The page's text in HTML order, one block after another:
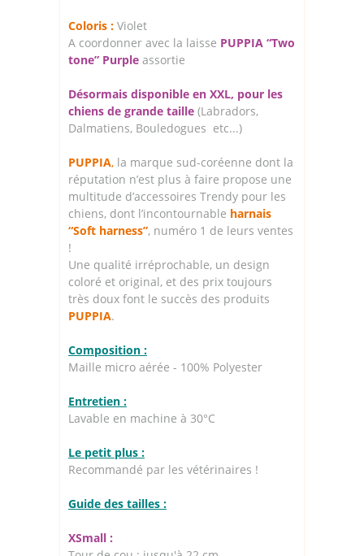
Coloris : Violet
A coordonner avec la laisse PUPPIA “Two
tone” Purple assortie
Désormais disponible en XXL, pour les
chiens de grande taille (Labradors,
Dalmatiens, Bouledogues etc...)
PUPPIA, la marque sud-coréenne dont la
réputation n’est plus à faire propose une
multitude d’accessoires Trendy pour les
chiens, dont l’incontournable harnais
“Soft harness”, numéro 1 de leurs ventes
!
Une qualité irréprochable, un design
coloré et original, et des prix toujours
très doux font le succès des produits
PUPPIA.
Composition :
Maille micro aérée - 100% Polyester
Entretien :
Lavable en machine à 30°C
Le petit plus :
Recommandé par les vétérinaires !
Guide des tailles :
XSmall :